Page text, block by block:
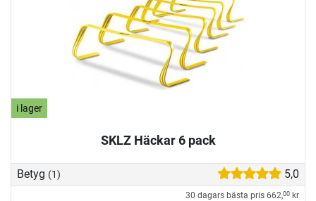
i lager
SKLZ Häckar 6 pack
Betyg (1) 5,0
30 dagars bästa pris 662,00 kr